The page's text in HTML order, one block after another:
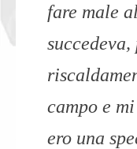
fare male
campo e
ero una